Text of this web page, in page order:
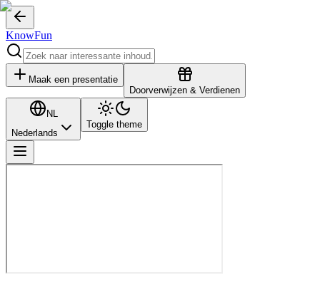
KnowFun
Maak een presentatie
Doorverwijzen & Verdienen
NL
Nederlands
Toggle theme